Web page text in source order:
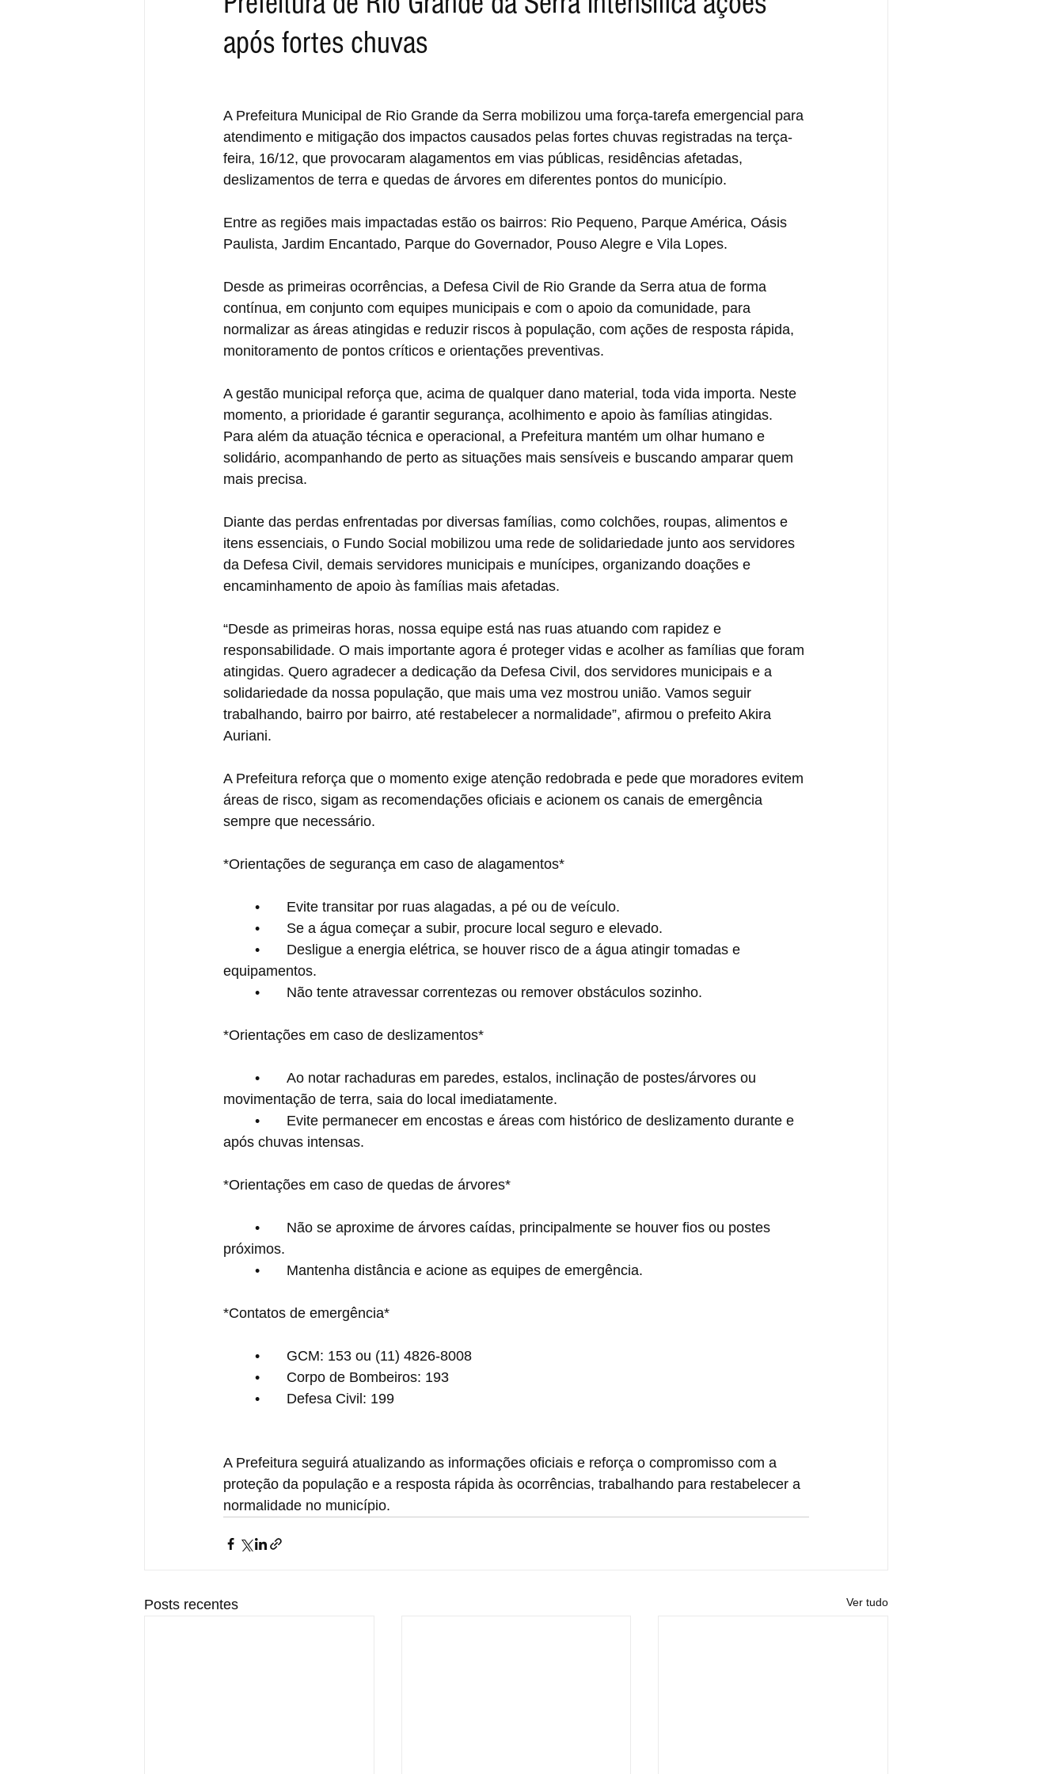
após fortes chuvas
A Prefeitura Municipal de Rio Grande da Serra mobilizou uma força-tarefa emergencial para
atendimento e mitigação dos impactos causados pelas fortes chuvas registradas na terça-
feira, 16/12, que provocaram alagamentos em vias públicas, residências afetadas,
deslizamentos de terra e quedas de árvores em diferentes pontos do município.
Entre as regiões mais impactadas estão os bairros: Rio Pequeno, Parque América, Oásis
Paulista, Jardim Encantado, Parque do Governador, Pouso Alegre e Vila Lopes.
Desde as primeiras ocorrências, a Defesa Civil de Rio Grande da Serra atua de forma
contínua, em conjunto com equipes municipais e com o apoio da comunidade, para
normalizar as áreas atingidas e reduzir riscos à população, com ações de resposta rápida,
monitoramento de pontos críticos e orientações preventivas.
A gestão municipal reforça que, acima de qualquer dano material, toda vida importa. Neste
momento, a prioridade é garantir segurança, acolhimento e apoio às famílias atingidas.
Para além da atuação técnica e operacional, a Prefeitura mantém um olhar humano e
solidário, acompanhando de perto as situações mais sensíveis e buscando amparar quem
mais precisa.
Diante das perdas enfrentadas por diversas famílias, como colchões, roupas, alimentos e
itens essenciais, o Fundo Social mobilizou uma rede de solidariedade junto aos servidores
da Defesa Civil, demais servidores municipais e munícipes, organizando doações e
encaminhamento de apoio às famílias mais afetadas.
“Desde as primeiras horas, nossa equipe está nas ruas atuando com rapidez e
responsabilidade. O mais importante agora é proteger vidas e acolher as famílias que foram
atingidas. Quero agradecer a dedicação da Defesa Civil, dos servidores municipais e a
solidariedade da nossa população, que mais uma vez mostrou união. Vamos seguir
trabalhando, bairro por bairro, até restabelecer a normalidade”, afirmou o prefeito Akira
Auriani.
A Prefeitura reforça que o momento exige atenção redobrada e pede que moradores evitem
áreas de risco, sigam as recomendações oficiais e acionem os canais de emergência
sempre que necessário.
*Orientações de segurança em caso de alagamentos*
	•	Evite transitar por ruas alagadas, a pé ou de veículo.
	•	Se a água começar a subir, procure local seguro e elevado.
equipamentos.
	•	Não tente atravessar correntezas ou remover obstáculos sozinho.
*Orientações em caso de deslizamentos*
movimentação de terra, saia do local imediatamente.
após chuvas intensas.
*Orientações em caso de quedas de árvores*
próximos.
	•	Mantenha distância e acione as equipes de emergência.
*Contatos de emergência*
	•	GCM: 153 ou (11) 4826-8008
	•	Corpo de Bombeiros: 193
	•	Defesa Civil: 199
A Prefeitura seguirá atualizando as informações oficiais e reforça o compromisso com a
proteção da população e a resposta rápida às ocorrências, trabalhando para restabelecer a
normalidade no município.
Posts recentes Ver tudo